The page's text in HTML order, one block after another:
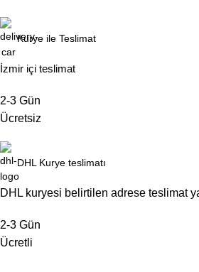
Kurye ile Teslimat
İzmir içi teslimat
2-3 Gün
Ücretsiz
DHL Kurye teslimatı
DHL kuryesi belirtilen adrese teslimat
2-3 Gün
Ücretli